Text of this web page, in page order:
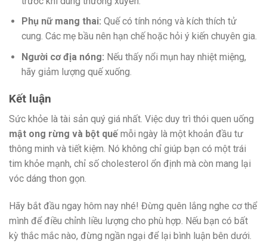
Phụ nữ mang thai: Quế có tính nóng và kích thích tử
cung. Các mẹ bầu nên hạn chế hoặc hỏi ý kiến chuyên gia.
Người cơ địa nóng: Nếu thấy nổi mụn hay nhiệt miệng,
hãy giảm lượng quế xuống.
Kết luận
Sức khỏe là tài sản quý giá nhất. Việc duy trì thói quen uống
mật ong rừng và bột quế mỗi ngày là một khoản đầu tư
thông minh và tiết kiệm. Nó không chỉ giúp bạn có một trái
tim khỏe mạnh, chỉ số cholesterol ổn định mà còn mang lại
vóc dáng thon gọn.
Hãy bắt đầu ngay hôm nay nhé! Đừng quên lắng nghe cơ thể
mình để điều chỉnh liều lượng cho phù hợp. Nếu bạn có bất
kỳ thắc mắc nào, đừng ngần ngại để lại bình luận bên dưới.